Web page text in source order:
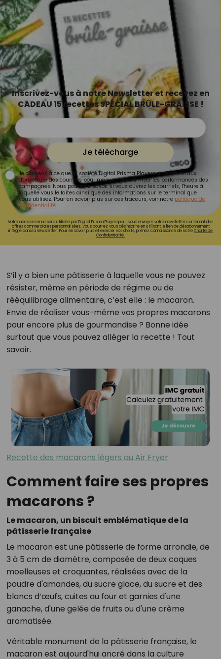
Inscrivez-vous à notre Newsletter et recevez en
CADEAU 15 recettes SPÉCIAL BRÛLE-GRAISSE !
Je télécharge
Je consens à ce que la société Digital Prisma Players analyse le taux
d'ouverture des courriels pour mesurer et optimiser les performances des
campagnes. Nous pourrons savoir si vous ouvrez les courriels, l'heure à
laquelle vous le faites ainsi que des informations sur le terminal que
vous utilisez. Pour en savoir plus sur ces traceurs, voir notre politique de
confidentialité.
Votre adresse email sera utilisée par Digital Prisma Playerspour vous envoyer votre newsletter contenant des
offres commerciales personnalisées. Vous pourrez vous désinscrire en utilisant le lien de désabonnement
intégré dans la newsletter. Pour en savoir plus et exercer vos droits, prenez connaissance de notreCharte de
Confidentialité.
S’il y a bien une pâtisserie à laquelle vous ne pouvez
résister, même en période de régime ou de
rééquilibrage alimentaire, c’est elle : le macaron.
Envie de réaliser vous-même vos propres macarons
pour encore plus de gourmandise ? Bonne idée
surtout que vous pouvez alléger la recette ! Tout
savoir.
Recette des macarons légers au Air Fryer
Comment faire ses propres
macarons ?
Le macaron, un biscuit emblématique de la
pâtisserie française
Le macaron est une pâtisserie de forme arrondie, de
3 à 5 cm de diamètre, composée de deux coques
moelleuses et croquantes, réalisées avec de la
poudre d'amandes, du sucre glace, du sucre et des
blancs d’œufs, cuites au four et garnies d'une
ganache, d'une gelée de fruits ou d'une crème
aromatisée.
Véritable monument de la pâtisserie française, le
macaron est aujourd'hui ancré dans la culture